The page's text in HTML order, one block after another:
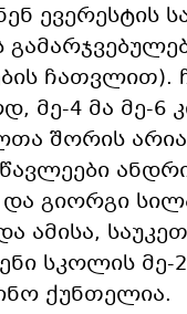
ევერესტის
ჩათვლით).
მე-4 მა მე-6
შორის
გიორგი
ამისა,
სკოლის მე-
ქუნთელია.